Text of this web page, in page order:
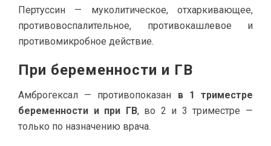
Пертуссин — муколитическое, отхаркивающее,
противовоспалительное, противокашлевое и
противомикробное действие.
При беременности и ГВ
Амброгексал — противопоказан в 1 триместре
беременности и при ГВ, во 2 и 3 триместре —
только по назначению врача.